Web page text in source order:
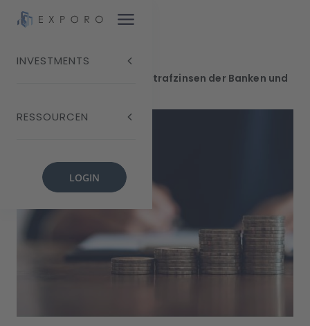
INVESTMENTS
RESSOURCEN
LOGIN
Negativzinsen: Die Strafzinsen der Banken und